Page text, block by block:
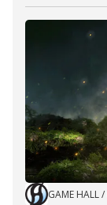
GAME HALL/